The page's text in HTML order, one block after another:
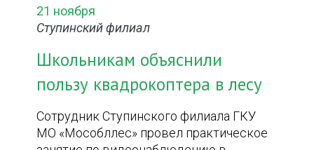
21 ноября
Ступинский филиал
Школьникам объяснили
пользу квадрокоптера в лесу
Сотрудник Ступинского филиала ГКУ
МО «Мособллес» провел практическое